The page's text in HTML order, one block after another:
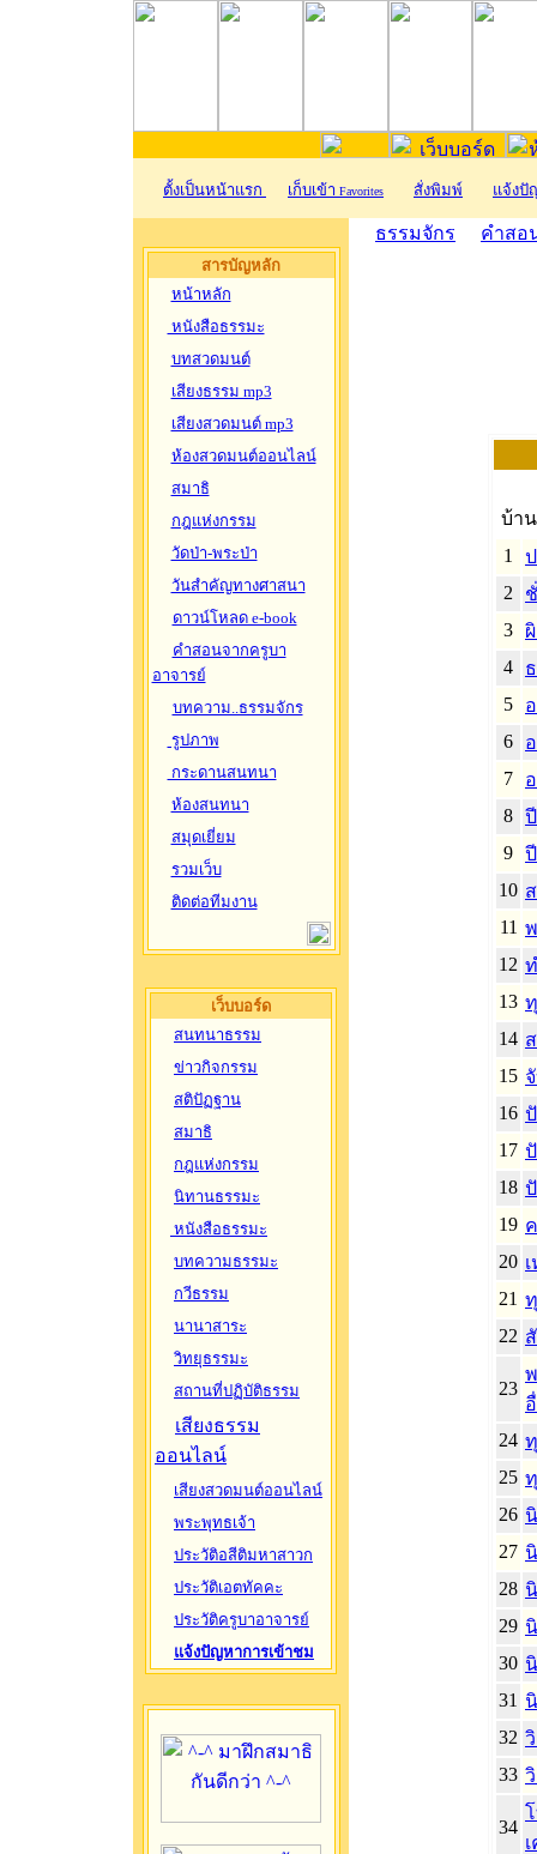
ตั้งเป็นหน้าแรก เก็บเข้า Favorites สั่งพิมพ์ แจ้งปั
สารบัญหลัก
หน้าหลัก
หนังสือธรรมะ
บทสวดมนต์
เสียงธรรม mp3
เสียงสวดมนต์ mp3
ห้องสวดมนต์ออนไลน์
สมาธิ
กฎแห่งกรรม
วัดป่า-พระป่า
วันสำคัญทางศาสนา
ดาวน์โหลด e-book
คำสอนจากครูบา
อาจารย์
บทความ..ธรรมจักร
รูปภาพ
กระดานสนทนา
ห้องสนทนา
สมุดเยี่ยม
รวมเว็บ
ติดต่อทีมงาน
เว็บบอร์ด
สนทนาธรรม
ข่าวกิจกรรม
สติปัฏฐาน
สมาธิ
กฎแห่งกรรม
นิทานธรรมะ
หนังสือธรรมะ
บทความธรรมะ
กวีธรรม
นานาสาระ
วิทยุธรรมะ
สถานที่ปฏิบัติธรรม
เสียงธรรม
ออนไลน์
เสียงสวดมนต์ออนไลน์
พระพุทธเจ้า
ประวัติอสีติมหาสาวก
ประวัติเอตทัคคะ
ประวัติครูบาอาจารย์
แจ้งปัญหาการเข้าชม
ธรรมจักร คำสอ
บ้า
1
2
3
4
5
6
7
8
9
10
11
12
13
14
15
16
17
18
19
20
21
22
23
24
25
26
27
28
29
30
31
32
33
34